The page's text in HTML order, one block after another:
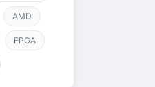
AMD
FPGA